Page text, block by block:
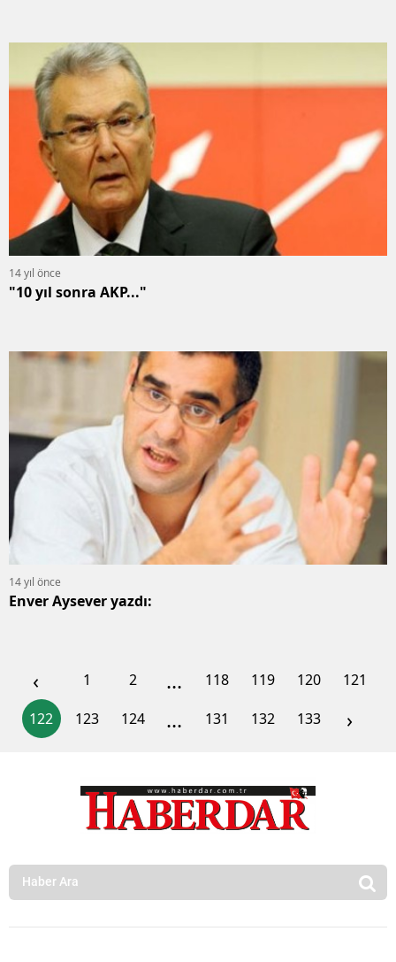
14 yıl önce
"10 yıl sonra AKP..."
14 yıl önce
Enver Aysever yazdı:
‹ 1 2 ... 118 119 120
121
122
123 124 ... 131 132 133 ›